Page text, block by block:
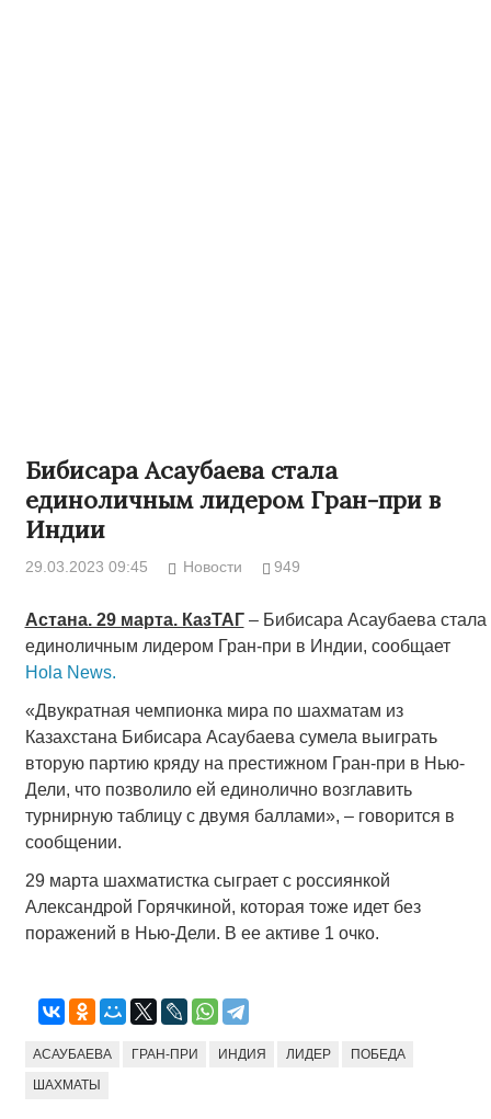
Бибисара Асаубаева стала
единоличным лидером Гран-при в
Индии
29.03.2023 09:45 Новости 949
Астана. 29 марта. КазТАГ– Бибисара Асаубаева стала
единоличным лидером Гран-при в Индии, сообщает
Hola News.
«Двукратная чемпионка мира по шахматам из
Казахстана Бибисара Асаубаева сумела выиграть
вторую партию кряду на престижном Гран-при в Нью-
Дели, что позволило ей единолично возглавить
турнирную таблицу с двумя баллами», – говорится в
сообщении.
29 марта шахматистка сыграет с россиянкой
Александрой Горячкиной, которая тоже идет без
поражений в Нью-Дели. В ее активе 1 очко.
АСАУБАЕВА ГРАН-ПРИ ИНДИЯ ЛИДЕР ПОБЕДА
ШАХМАТЫ